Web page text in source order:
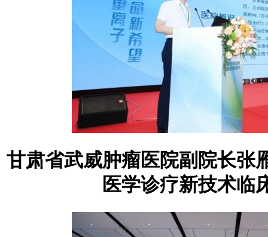
甘肃省武威肿瘤医院副院长张
医学诊疗新技术临